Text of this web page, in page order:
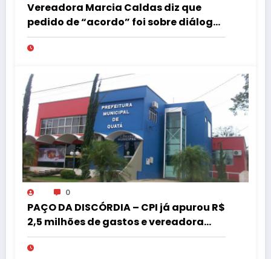
Vereadora Marcia Caldas diz que
pedido de “acordo” foi sobre diálogo
institucional
0
PAÇO DA DISCÓRDIA – CPI já apurou R$
2,5 milhões de gastos e vereadora
pede “acordo” para aprovar R$ 9,5
milhões